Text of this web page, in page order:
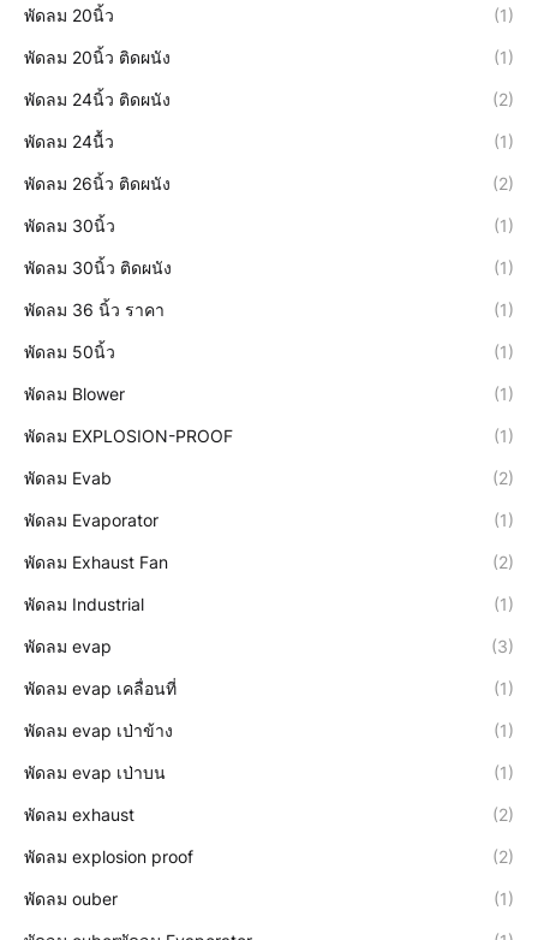
พัดลม 20นิ้ว (1)
พัดลม 20นิ้ว ติดผนัง (1)
พัดลม 24นิ้ว ติดผนัง (2)
พัดลม 24นื้ว (1)
พัดลม 26นิ้ว ติดผนัง (2)
พัดลม 30นิ้ว (1)
พัดลม 30นิ้ว ติดผนัง (1)
พัดลม 36 นิ้ว ราคา (1)
พัดลม 50นิ้ว (1)
พัดลม Blower (1)
พัดลม EXPLOSION-PROOF (1)
พัดลม Evab (2)
พัดลม Evaporator (1)
พัดลม Exhaust Fan (2)
พัดลม Industrial (1)
พัดลม evap (3)
พัดลม evap เคลื่อนที่ (1)
พัดลม evap เป่าข้าง (1)
พัดลม evap เป่าบน (1)
พัดลม exhaust (2)
พัดลม explosion proof (2)
พัดลม ouber (1)